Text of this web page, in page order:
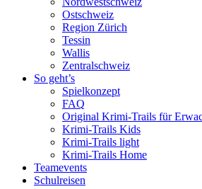
Ostschweiz
Region Zürich
Tessin
Wallis
Zentralschweiz
So geht’s
Spielkonzept
FAQ
Original Krimi-Trails für
Krimi-Trails Kids
Krimi-Trails light
Krimi-Trails Home
Teamevents
Schulreisen